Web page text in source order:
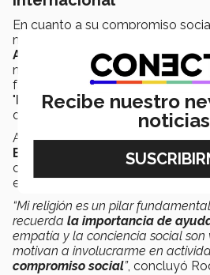
En cuanto a su compromiso
miembro del grupo estudiantil
Asociación Amigos Para
niños de entre 6 y 10 años que
falta de atención. Participó de
" Inc Monterrey ", el congreso
de LATAM.
Además, tuvo una experiencia
Barcelona
durante un semestre,
capacidad para adaptarse y
entornos académicos.
“Mi religión es un pilar
recuerda la importancia de
empatía y la conciencia social son
motivan a involucrarme en
compromiso social”, concluyó
Recibe nuestro